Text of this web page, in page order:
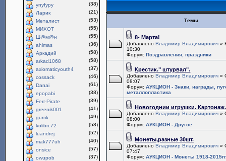
ynyfypy
(38)
Ларик
(21)
Металист
(53)
МИХОТ
(55)
Ш@м@н
(55)
ahimas
(36)
Аркадий
(58)
arkad1068
(58)
axiomaticyouth4
(37)
cossack
(46)
Danai
(61)
epopabi
(38)
Ferr-Pirate
(39)
greenik001
(41)
gurrik
(49)
kolibri.72
(58)
luandrej
(52)
mak777uh
(40)
onsice
(57)
owupob
(37)
Темы
8- Марта!
ДобавленоВладимир Владимирович »
10:30
Форум:Поздравления, праздники
Крестик." штурвал".
ДобавленоВладимир Владимирович »
08:07
Форум:АУКЦИОН - Знаки, награды,
металлопластика
Новогоднии игрушки. Картонаж.
ДобавленоВладимир Владимирович »
08:00
Форум:АУКЦИОН - Другое
Монеты,разные 30шт.
ДобавленоВладимир Владимирович »
07:47
Форум:АУКЦИОН - Монеты 1918-